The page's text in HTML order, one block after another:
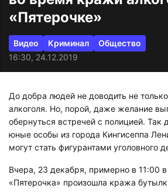
«Пятерочке»
Видео Криминал
Общество
16:30, 24.12.2019
До добра людей не доводить не
алкоголя. Но, порой, даже желание
обернуться встречей с полицией. Так
юные особы из города Кингисеппа
могут стать фигурантами уголовного
Вчера, 23 декабря, примерно в 11:00
«Пятерочка» произошла кража